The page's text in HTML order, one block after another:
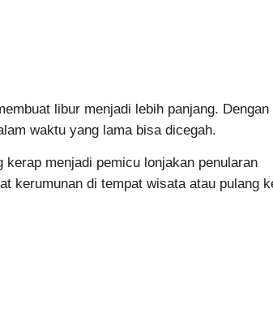
libur menjadi lebih panjang. Dengan
waktu yang lama bisa dicegah.
kerap menjadi pemicu lonjakan penularan
kerumunan di tempat wisata atau pulang